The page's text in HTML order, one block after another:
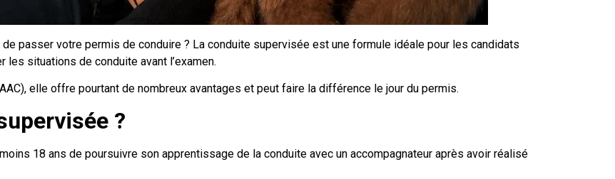
passer votre permis de conduire ? La conduite supervisée est une formule idéale pour les candidats
situations de conduite avant l’examen.
elle offre pourtant de nombreux avantages et peut faire la différence le jour du permis.
?
18 ans de poursuivre son apprentissage de la conduite avec un accompagnateur après avoir réalisé